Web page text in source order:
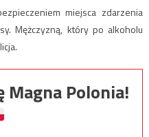
miejsca zdarzenia
Mężczyzną, który po alkoholu
Magna Polonia!